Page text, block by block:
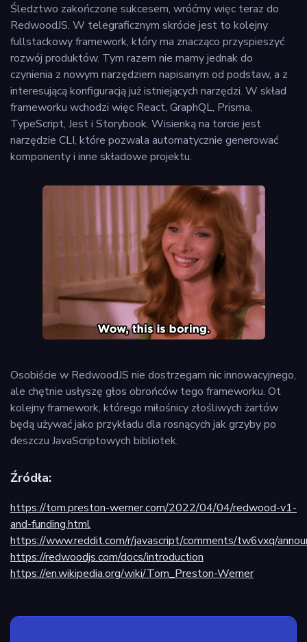
Śledztwo zakończone sukcesem, wróćmy więc teraz do
RedwoodJS. W telegraficznym skrócie jest to kolejny
fullstackowy framework, który ma znacząco przyspieszyć
rozwój produktów. Tym razem nie mamy jednak do
czynienia z nowym narzędziem napisanym od podstaw, a z
interesującą konfiguracją już istniejących narzędzi. W skład
frameworku wchodzi więc React, GraphQL, Prisma,
TypeScript, Jest i Storybook. Wisienką na torcie jest
narzędzie CLI, które pozwala automatycznie generować
komponenty i inne składowe projektu.
Osobiście w RedwoodJS nie dostrzegam nic innowacyjnego,
ale chętnie usłyszę głos obrońców tego frameworku. Ot
kolejny framework, którego miłośnicy złośliwych żartów
będą używać jako przykładu dla rosnących jak grzyby po
deszczu JavaScriptowych bibliotek.
Źródła:
https://tom.preston-werner.com/2022/04/04/redwood-v1-
and-funding.html
https://www.reddit.com/r/javascript/comments/tw6vxq/
https://redwoodjs.com/docs/introduction
https://en.wikipedia.org/wiki/Tom_Preston-Werner